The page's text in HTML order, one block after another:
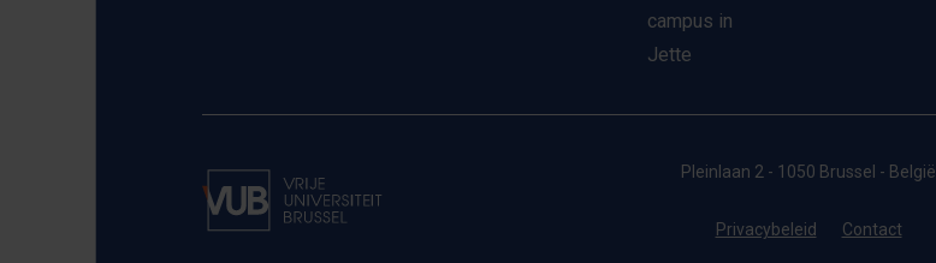
campus in
Jette
Pleinlaan 2 - 1050 Brussel - België
Privacybeleid Contact